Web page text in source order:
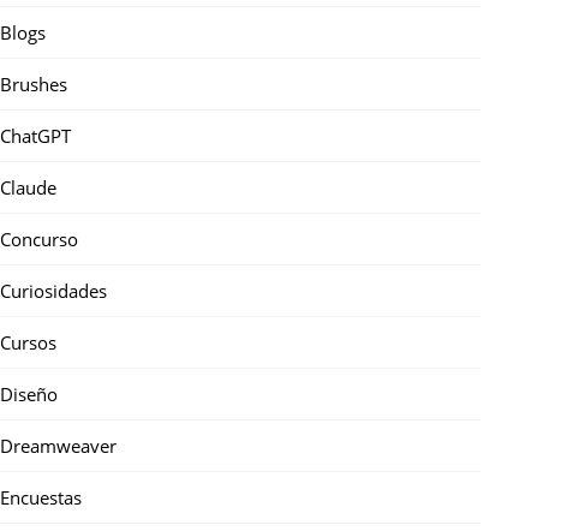
Blogs
Brushes
ChatGPT
Claude
Concurso
Curiosidades
Cursos
Diseño
Dreamweaver
Encuestas